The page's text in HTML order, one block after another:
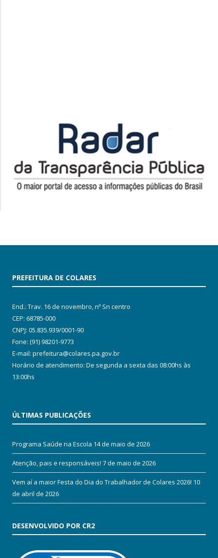
PREFEITURA DE COLARES
End.: Trav. 16 de novembro, nº Sn centro
CEP: 68785-000
CNPJ: 05.835.939/0001-90
Fone: (91) 98201-9773
E-mail: prefeitura@colares.pa.gov.br
Horário de atendimento: De segunda a sexta das 08:00hs às
13:00hs
ÚLTIMAS PUBLICAÇÕES
Programa Saúde na Escola 14 de maio de 2026
Atenção, pais e responsáveis! 7 de maio de 2026
Vem aí a maior Festa do Dia do Trabalhador de Colares 2026! 10
de abril de 2026
DESENVOLVIDO POR CR2